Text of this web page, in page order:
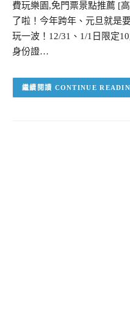
費玩樂園,免門票景點推薦 [
了啦！今年跨年、元旦就是
玩一波！12/31、1/1日限定
身份證…
CONTINUE